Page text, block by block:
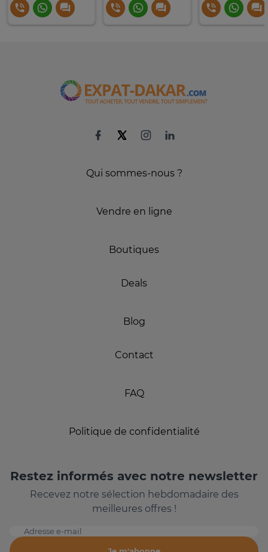
Qui sommes-nous ?
Vendre en ligne
Boutiques
Deals
Blog
Contact
FAQ
Politique de confidentialité
Restez informés avec notre newsletter
Recevez notre sélection hebdomadaire des
meilleures offres !
Adresse e-mail